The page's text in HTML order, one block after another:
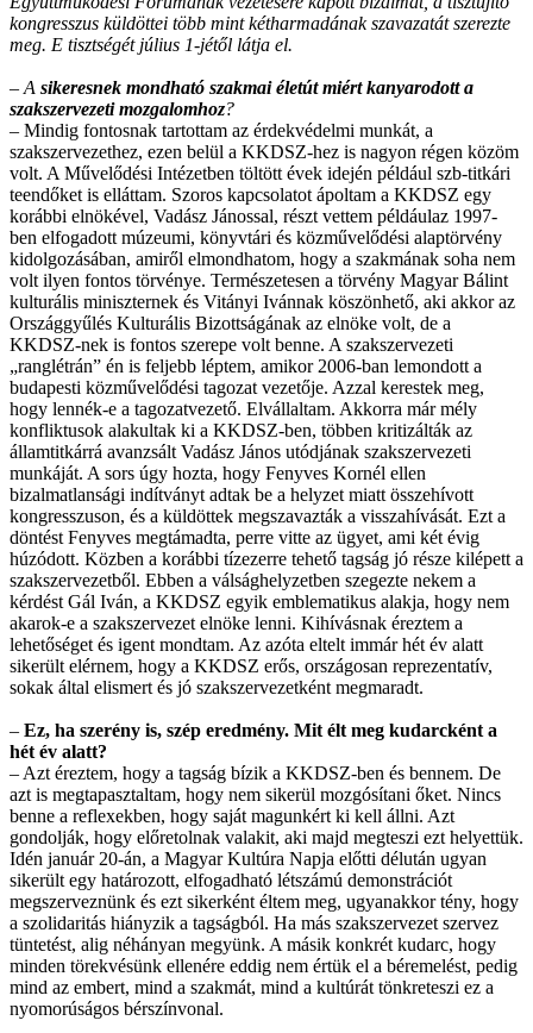
kongresszus küldöttei több mint kétharmadának szavazatát szerezte
meg. E tisztségét július 1-jétől látja el.
– A sikeresnek mondható szakmai életút miért kanyarodott a
szakszervezeti mozgalomhoz?
– Mindig fontosnak tartottam az érdekvédelmi munkát, a
szakszervezethez, ezen belül a KKDSZ-hez is nagyon régen közöm
volt. A Művelődési Intézetben töltött évek idején például szb-titkári
teendőket is elláttam. Szoros kapcsolatot ápoltam a KKDSZ egy
korábbi elnökével, Vadász Jánossal, részt vettem példáulaz 1997-
ben elfogadott múzeumi, könyvtári és közművelődési alaptörvény
kidolgozásában, amiről elmondhatom, hogy a szakmának soha nem
volt ilyen fontos törvénye. Természetesen a törvény Magyar Bálint
kulturális miniszternek és Vitányi Ivánnak köszönhető, aki akkor az
Országgyűlés Kulturális Bizottságának az elnöke volt, de a
KKDSZ-nek is fontos szerepe volt benne. A szakszervezeti
„ranglétrán” én is feljebb léptem, amikor 2006-ban lemondott a
budapesti közművelődési tagozat vezetője. Azzal kerestek meg,
hogy lennék-e a tagozatvezető. Elvállaltam. Akkorra már mély
konfliktusok alakultak ki a KKDSZ-ben, többen kritizálták az
államtitkárrá avanzsált Vadász János utódjának szakszervezeti
munkáját. A sors úgy hozta, hogy Fenyves Kornél ellen
bizalmatlansági indítványt adtak be a helyzet miatt összehívott
kongresszuson, és a küldöttek megszavazták a visszahívását. Ezt a
döntést Fenyves megtámadta, perre vitte az ügyet, ami két évig
húzódott. Közben a korábbi tízezerre tehető tagság jó része kilépett a
szakszervezetből. Ebben a válsághelyzetben szegezte nekem a
kérdést Gál Iván, a KKDSZ egyik emblematikus alakja, hogy nem
akarok-e a szakszervezet elnöke lenni. Kihívásnak éreztem a
lehetőséget és igent mondtam. Az azóta eltelt immár hét év alatt
sikerült elérnem, hogy a KKDSZ erős, országosan reprezentatív,
sokak által elismert és jó szakszervezetként megmaradt.
– Ez, ha szerény is, szép eredmény. Mit élt meg kudarcként a
hét év alatt?
– Azt éreztem, hogy a tagság bízik a KKDSZ-ben és bennem. De
azt is megtapasztaltam, hogy nem sikerül mozgósítani őket. Nincs
benne a reflexekben, hogy saját magunkért ki kell állni. Azt
gondolják, hogy előretolnak valakit, aki majd megteszi ezt helyettük.
Idén január 20-án, a Magyar Kultúra Napja előtti délután ugyan
sikerült egy határozott, elfogadható létszámú demonstrációt
megszerveznünk és ezt sikerként éltem meg, ugyanakkor tény, hogy
a szolidaritás hiányzik a tagságból. Ha más szakszervezet szervez
tüntetést, alig néhányan megyünk. A másik konkrét kudarc, hogy
minden törekvésünk ellenére eddig nem értük el a béremelést, pedig
mind az embert, mind a szakmát, mind a kultúrát tönkreteszi ez a
nyomorúságos bérszínvonal.